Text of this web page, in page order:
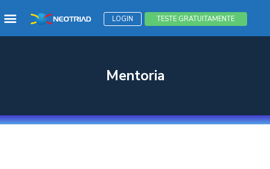
Menu LOGIN TESTE GRATUITAMENTE
Mentoria